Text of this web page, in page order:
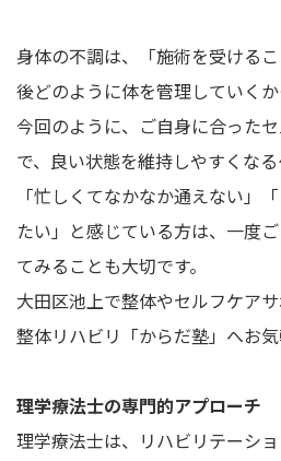
身体の不調は、「施術を受ける
後どのように体を管理していくか
今回のように、ご自身に合った
で、良い状態を維持しやすくなる
「忙しくてなかなか通えない」
たい」と感じている方は、一度
てみることも大切です。
大田区池上で整体やセルフケア
整体リハビリ「からだ塾」へお気
理学療法士の専門的アプローチ
理学療法士は、リハビリテーシ